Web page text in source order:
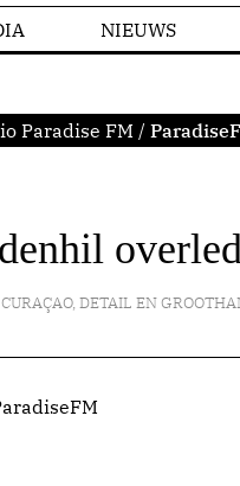
NIEUWS
Paradise FM /
CURAÇAO, DETAIL EN